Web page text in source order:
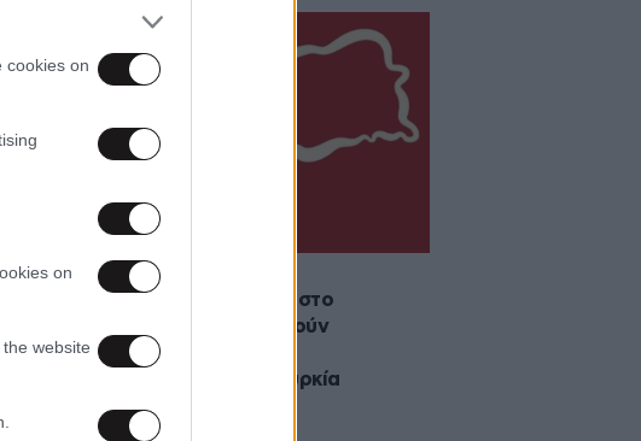
cookies on
on
website
13·04·2025 19:22
Τουρκοκύπριοι φοιτητές στο
Μάντσεστερ χρησιμοποιούν
λογότυπο με την Κύπρο
ενσωματωμένη στην Τουρκία